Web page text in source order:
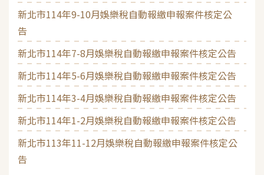
新北市114年9-10月娛樂稅自動報繳申報案件核定公
告
新北市114年7-8月娛樂稅自動報繳申報案件核定公告
新北市114年5-6月娛樂稅自動報繳申報案件核定公告
新北市114年3-4月娛樂稅自動報繳申報案件核定公告
新北市114年1-2月娛樂稅自動報繳申報案件核定公告
新北市113年11-12月娛樂稅自動報繳申報案件核定公
告